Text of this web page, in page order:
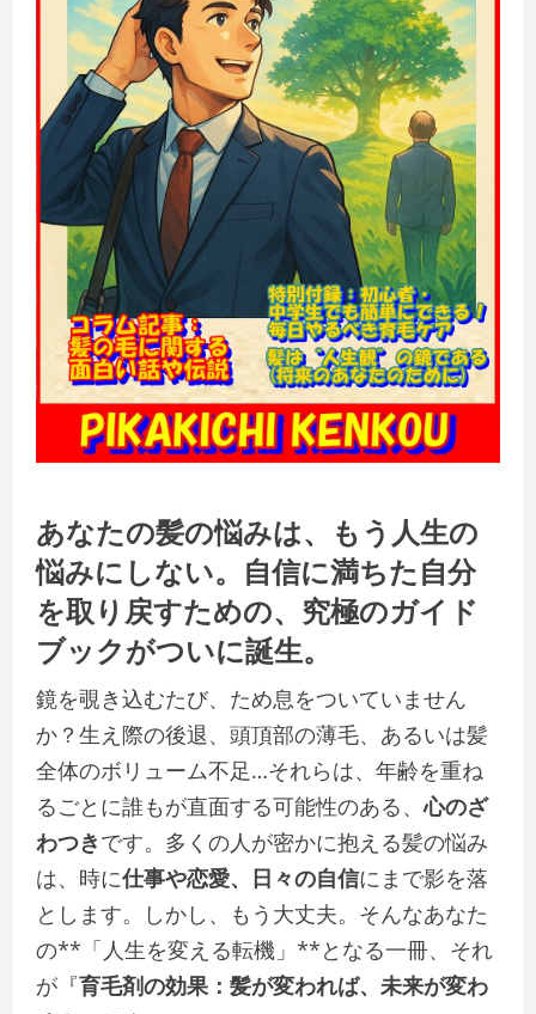
あなたの髪の悩みは、もう人生の
悩みにしない。自信に満ちた自分
を取り戻すための、究極のガイド
ブックがついに誕生。
鏡を覗き込むたび、ため息をついていません
か？生え際の後退、頭頂部の薄毛、あるいは髪
全体のボリューム不足…それらは、年齢を重ね
るごとに誰もが直面する可能性のある、心のざ
わつきです。多くの人が密かに抱える髪の悩み
は、時に仕事や恋愛、日々の自信にまで影を落
とします。しかし、もう大丈夫。そんなあなた
の**「人生を変える転機」**となる一冊、それ
が『育毛剤の効果：髪が変われば、未来が変わ